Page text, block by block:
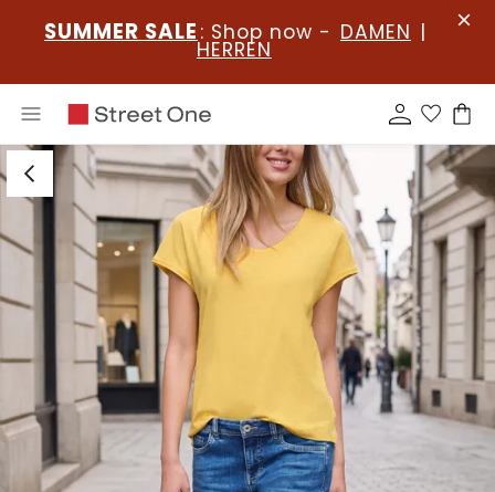
SUMMER SALE : Shop now - DAMEN |
HERREN